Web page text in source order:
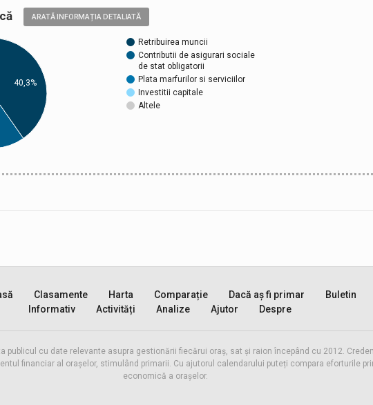
ARATĂ INFORMAȚIA DETALIATĂ
Retribuirea muncii
Contributii de asigurari sociale
de stat obligatorii
Plata marfurilor si serviciilor
Investitii capitale
Altele
40,3%
Clasamente Harta Comparație Dacă aș fi primar
Buletin
Informativ
Activități Analize Ajutor Despre
publicul cu date relevante asupra gestionării fiecărui oraș, sat și raion începând cu 2012.
financiar al orașelor, stimulând primarii. Cu ajutorul calendarului puteți compara eforturile
economică a orașelor.